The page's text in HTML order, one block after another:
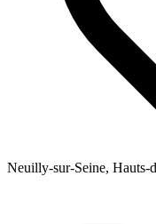
Neuilly-sur-Seine, Hauts-